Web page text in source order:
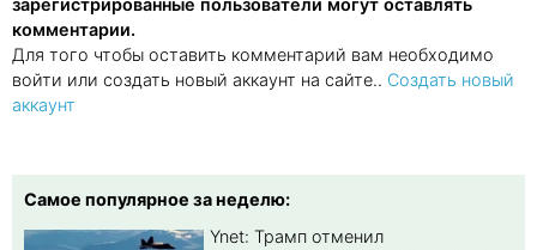
комментарии.
Для того чтобы оставить комментарий вам необходимо
войти или создать новый аккаунт на сайте.. Создать новый
аккаунт
Самое популярное за неделю:
Ynet: Трамп отменил